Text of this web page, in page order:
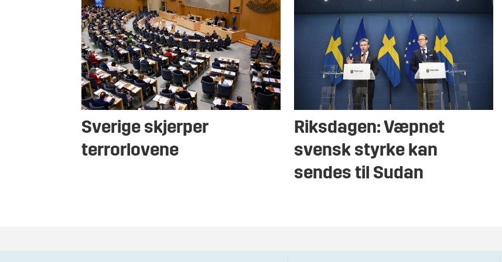
Sverige skjerper
terrorlovene
Riksdagen: Væpnet
svensk styrke kan
sendes til Sudan